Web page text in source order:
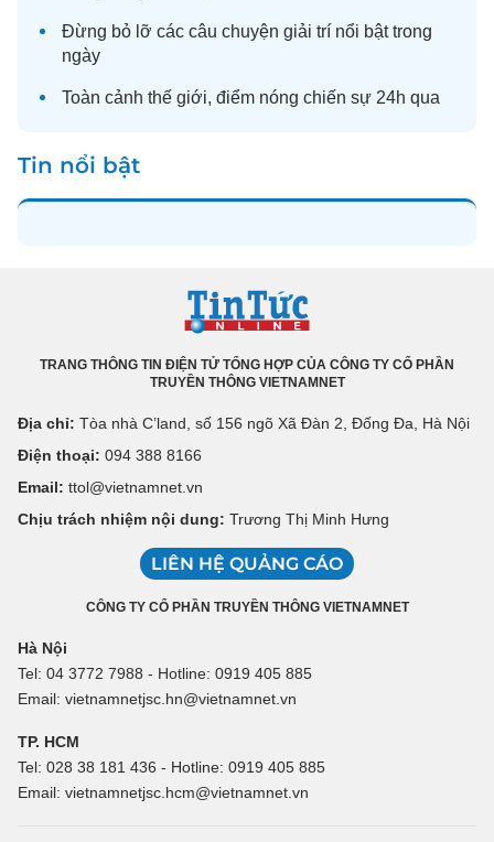
Đừng bỏ lỡ các câu chuyện giải trí nổi bật trong
ngày
Toàn cảnh thế giới, điểm nóng chiến sự 24h qua
Tin nổi bật
TRANG THÔNG TIN ĐIỆN TỬ TỔNG HỢP CỦA CÔNG TY CỔ PHẦN
TRUYỀN THÔNG VIETNAMNET
Địa chỉ: Tòa nhà C’land, số 156 ngõ Xã Đàn 2, Đống Đa, Hà Nội
Điện thoại: 094 388 8166
Email: ttol@vietnamnet.vn
Chịu trách nhiệm nội dung: Trương Thị Minh Hưng
LIÊN HỆ QUẢNG CÁO
CÔNG TY CỔ PHẦN TRUYỀN THÔNG VIETNAMNET
Hà Nội
Tel: 04 3772 7988 - Hotline: 0919 405 885
Email: vietnamnetjsc.hn@vietnamnet.vn
TP. HCM
Tel: 028 38 181 436 - Hotline: 0919 405 885
Email: vietnamnetjsc.hcm@vietnamnet.vn